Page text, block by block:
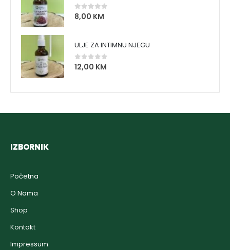
0 out of 5
8,00 KM
ULJE ZA INTIMNU NJEGU
0out of 5
12,00 KM
IZBORNIK
Početna
O Nama
Shop
Kontakt
Impressum